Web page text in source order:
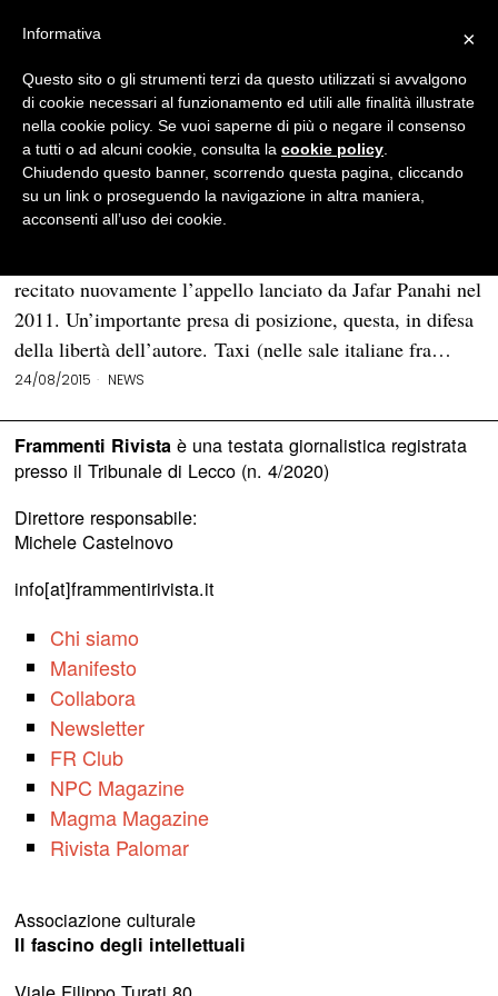
BROWSE TAG
cineasta
Appello alla libertà di Panahi, da
Bertolucci alla Rohrwacher
Bernardo Bertolucci, Alba Rohrwacher, Ambra
recitato nuovamente l’appello lanciato da Jafar Panahi nel
2011. Un’importante presa di posizione, questa, in difesa
della libertà dell’autore. Taxi (nelle sale italiane fra…
24/08/2015 NEWS
Frammenti Rivistaè una testata giornalistica registrata
presso il Tribunale di Lecco (n. 4/2020)
Direttore responsabile:
Michele Castelnovo
info[at]frammentirivista.it
Chi siamo
Manifesto
Collabora
Newsletter
FR Club
NPC Magazine
Magma Magazine
Rivista Palomar
Associazione culturale
Il fascino degli intellettuali
×
Informativa
Questo sito o gli strumenti terzi da questo utilizzati si avvalgono
di cookie necessari al funzionamento ed utili alle finalità illustrate
nella cookie policy. Se vuoi saperne di più o negare il consenso
a tutti o ad alcuni cookie, consulta la cookie policy
Chiudendo questo banner, scorrendo questa pagina, cliccando
su un link o proseguendo la navigazione in altra maniera,
acconsenti all’uso dei cookie.